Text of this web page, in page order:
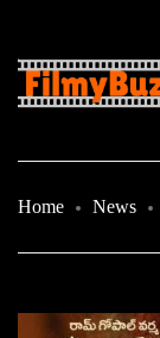
Home News